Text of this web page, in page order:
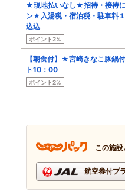
★現地払いなし★招待・接待
ン★入湯税・宿泊税・駐車料
込込
ポイント2%
【朝食付】★宮崎きなこ豚鍋
ト10：00
ポイント2%
この施
航空券付プ